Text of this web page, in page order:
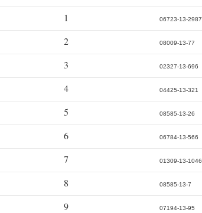
1 06723-13-2987
2
08009-13-77
3
02327-13-696
4
04425-13-321
5
08585-13-26
6
06784-13-566
7
01309-13-1046
8
08585-13-7
9
07194-13-95